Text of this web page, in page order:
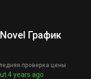
График
проверка цены
4 years ago